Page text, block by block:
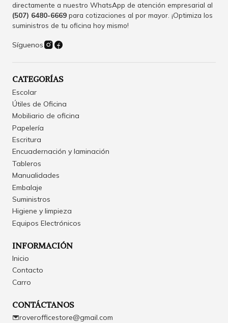
directamente a nuestro WhatsApp de atención empresarial al
(507) 6480-6669 para cotizaciones al por mayor. ¡Optimiza los
suministros de tu oficina hoy mismo!
Síguenos
CATEGORÍAS
Escolar
Útiles de Oficina
Mobiliario de oficina
Papelería
Escritura
Encuadernación y laminación
Tableros
Manualidades
Embalaje
Suministros
Higiene y limpieza
Equipos Electrónicos
INFORMACIÓN
Inicio
Contacto
Carro
CONTÁCTANOS
roverofficestore@gmail.com